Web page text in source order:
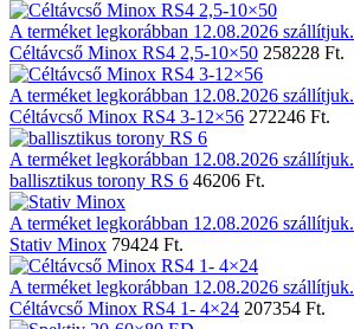
A terméket legkorábban 12.08.2026 szállítjuk.
Céltávcső Minox RS4 2,5-10×50 258228 Ft.
A terméket legkorábban 12.08.2026 szállítjuk.
Céltávcső Minox RS4 3-12×56 272246 Ft.
A terméket legkorábban 12.08.2026 szállítjuk.
ballisztikus torony RS 6 46206 Ft.
A terméket legkorábban 12.08.2026 szállítjuk.
Stativ Minox 79424 Ft.
A terméket legkorábban 12.08.2026 szállítjuk.
Céltávcső Minox RS4 1- 4×24 207354 Ft.